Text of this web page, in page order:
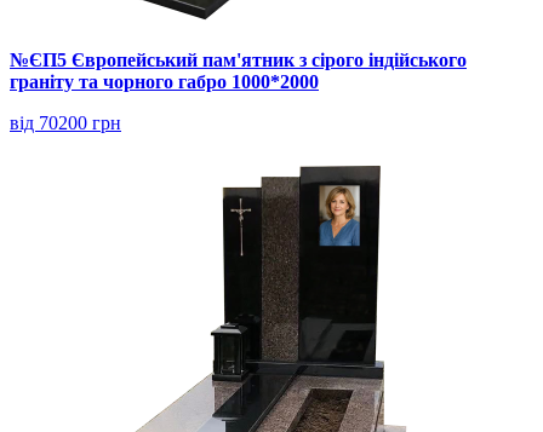
№ЄП5 Європейський пам'ятник з сірого індійського
граніту та чорного габро 1000*2000
від 70200 грн